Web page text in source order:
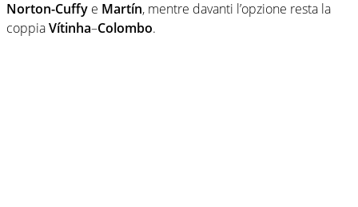
Norton-Cuffy e Martín, mentre davanti l’opzione resta la
coppiaVítinha–Colombo.